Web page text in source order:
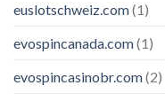
euslotschweiz.com(1)
evospincanada.com(1)
evospincasinobr.com(2)